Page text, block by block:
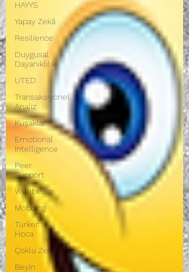
HAYYS
Yapay Zekâ
Resilience
Duygusal
Dayanıklılık
UTED
Transaksiyonel
Analiz
Kuşaklar
Emotional
Intelligence
Peer
Support
Wellbeing
Mobbing
Türker
Hoca
Çoklu Zekâ
Beyin